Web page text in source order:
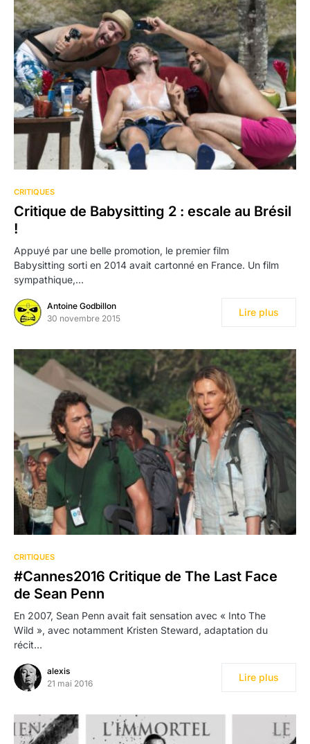
CRITIQUES
Critique de Babysitting 2 : escale au Brésil
!
Appuyé par une belle promotion, le premier film
Babysitting sorti en 2014 avait cartonné en France. Un film
sympathique,…
Antoine Godbillon
30 novembre 2015
Lire plus
CRITIQUES
#Cannes2016 Critique de The Last Face
de Sean Penn
En 2007, Sean Penn avait fait sensation avec « Into The
Wild », avec notamment Kristen Steward, adaptation du
récit…
alexis
21 mai 2016
Lire plus